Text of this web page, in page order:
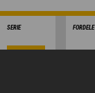
SERIE FORDELE